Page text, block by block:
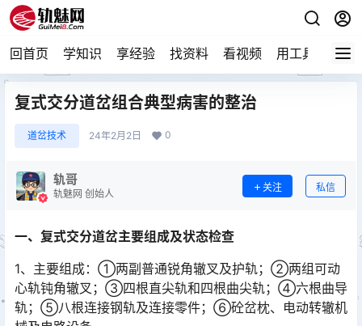
回首页 学知识 享经验 找资料 看视频 用工具 论技
复式交分道岔组合典型病害的整治
道岔技术 24年2月2日 0
轨哥
轨魅网 创始人
关注 私信
一、复式交分道岔主要组成及状态检查
1、主要组成：①两副普通锐角辙叉及护轨；②两组可动
心轨钝角辙叉；③四根直尖轨和四根曲尖轨；④六根曲导
轨；⑤八根连接钢轨及连接零件；⑥砼岔枕、电动转辙机